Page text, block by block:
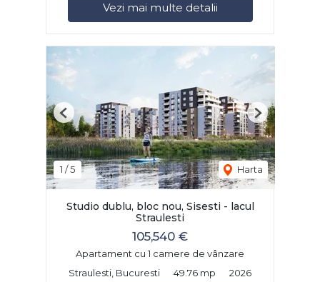
Vezi mai multe detalii
1 /5 Harta
Previous Next
Studio dublu, bloc nou, Sisesti - lacul
Straulesti
105,540 €
Apartament cu 1 camere de vânzare
Straulesti, Bucuresti
49.76 mp 2026